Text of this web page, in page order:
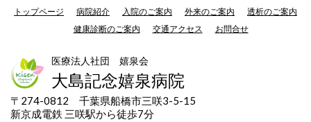
トップページ 病院紹介 入院のご案内 外来のご案内
透析のご案内
健康診断のご案内
交通アクセス お問合せ
医療法人社団 嬉泉会
大島記念嬉泉病院
〒274-0812 千葉県船橋市三咲3-5-15
新京成電鉄 三咲駅から徒歩7分